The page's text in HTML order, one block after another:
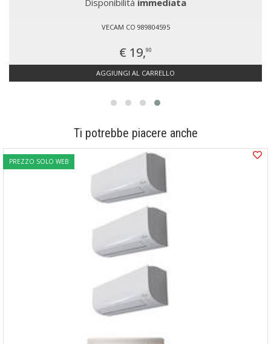
Disponibilità immediata
VECAM CO 989804595
€ 19,90
AGGIUNGI AL CARRELLO
Ti potrebbe piacere anche
PREZZO SOLO WEB